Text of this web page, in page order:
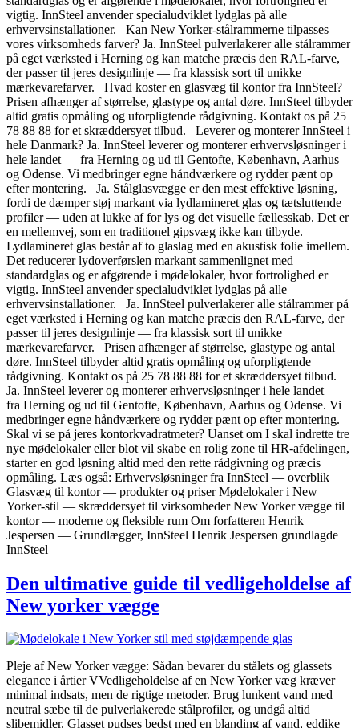
vigtig. InnSteel anvender specialudviklet lydglas på alle
erhvervsinstallationer. Kan New Yorker-stålrammerne tilpasses
vores virksomheds farver? Ja. InnSteel pulverlakerer alle stålrammer
på eget værksted i Herning og kan matche præcis den RAL-farve,
der passer til jeres designlinje — fra klassisk sort til unikke
mærkevarefarver. Hvad koster en glasvæg til kontor fra InnSteel?
Prisen afhænger af størrelse, glastype og antal døre. InnSteel tilbyder
altid gratis opmåling og uforpligtende rådgivning. Kontakt os på 25
78 88 88 for et skræddersyet tilbud. Leverer og monterer InnSteel i
hele Danmark? Ja. InnSteel leverer og monterer erhvervsløsninger i
hele landet — fra Herning og ud til Gentofte, København, Aarhus
og Odense. Vi medbringer egne håndværkere og rydder pænt op
efter montering. Ja. Stålglasvægge er den mest effektive løsning,
fordi de dæmper støj markant via lydlamineret glas og tætsluttende
profiler — uden at lukke af for lys og det visuelle fællesskab. Det er
en mellemvej, som en traditionel gipsvæg ikke kan tilbyde.
Lydlamineret glas består af to glaslag med en akustisk folie imellem.
Det reducerer lydoverførslen markant sammenlignet med
standardglas og er afgørende i mødelokaler, hvor fortrolighed er
vigtig. InnSteel anvender specialudviklet lydglas på alle
erhvervsinstallationer. Ja. InnSteel pulverlakerer alle stålrammer på
eget værksted i Herning og kan matche præcis den RAL-farve, der
passer til jeres designlinje — fra klassisk sort til unikke
mærkevarefarver. Prisen afhænger af størrelse, glastype og antal
døre. InnSteel tilbyder altid gratis opmåling og uforpligtende
rådgivning. Kontakt os på 25 78 88 88 for et skræddersyet tilbud.
Ja. InnSteel leverer og monterer erhvervsløsninger i hele landet —
fra Herning og ud til Gentofte, København, Aarhus og Odense. Vi
medbringer egne håndværkere og rydder pænt op efter montering.
Skal vi se på jeres kontorkvadratmeter? Uanset om I skal indrette tre
nye mødelokaler eller blot vil skabe en rolig zone til HR-afdelingen,
starter en god løsning altid med den rette rådgivning og præcis
opmåling. Læs også: Erhvervsløsninger fra InnSteel — overblik
Glasvæg til kontor — produkter og priser Mødelokaler i New
Yorker-stil — skræddersyet til virksomheder New Yorker vægge til
kontor — moderne og fleksible rum Om forfatteren Henrik
Jespersen — Grundlægger, InnSteel Henrik Jespersen grundlagde
InnSteel
Den ultimative guide til vedligeholdelse af
New yorker vægge
Pleje af New Yorker vægge: Sådan bevarer du stålets og glassets
elegance i årtier VVedligeholdelse af en New Yorker væg kræver
minimal indsats, men de rigtige metoder. Brug lunkent vand med
neutral sæbe til de pulverlakerede stålprofiler, og undgå altid
slibemidler. Glasset pudses bedst med en blanding af vand, eddike